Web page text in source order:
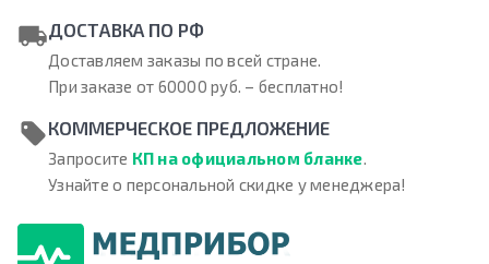
ДОСТАВКА ПО РФ
Доставляем заказы по всей стране.
При заказе от 60000 руб. – бесплатно!
КОММЕРЧЕСКОЕ ПРЕДЛОЖЕНИЕ
Запросите КП на официальном бланке.
Узнайте о персональной скидке у менеджера!